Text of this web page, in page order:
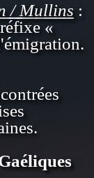
/ Mullins :
«